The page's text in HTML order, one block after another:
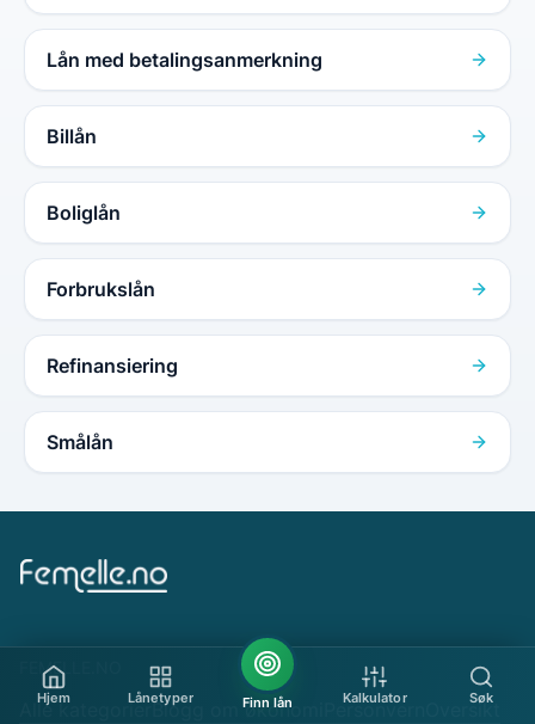
Lån med betalingsanmerkning
Billån
Boliglån
Forbrukslån
Refinansiering
Smålån
FEMELLE.NO
Alle kategorierBlogg om økonomi Personvern Oversikt
Hjem Lånetyper Finn lån Kalkulator Søk